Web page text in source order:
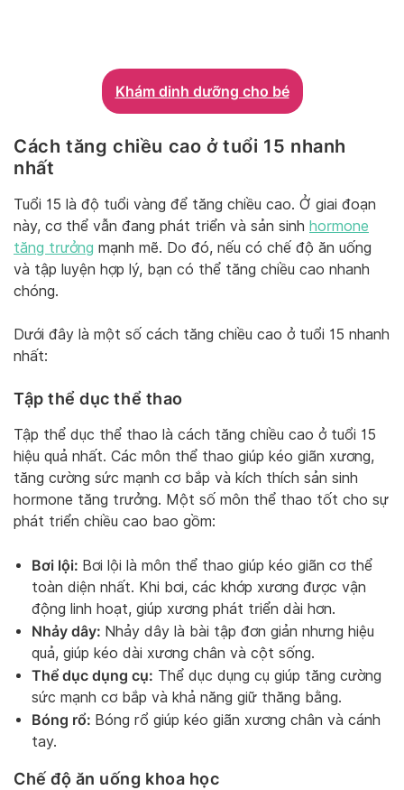
Khám dinh dưỡng cho bé
Cách tăng chiều cao ở tuổi 15 nhanh
nhất
Tuổi 15 là độ tuổi vàng để tăng chiều cao. Ở giai đoạn
này, cơ thể vẫn đang phát triển và sản sinh hormone
tăng trưởng mạnh mẽ. Do đó, nếu có chế độ ăn uống
và tập luyện hợp lý, bạn có thể tăng chiều cao nhanh
chóng.
Dưới đây là một số cách tăng chiều cao ở tuổi 15 nhanh
nhất:
Tập thể dục thể thao
Tập thể dục thể thao là cách tăng chiều cao ở tuổi 15
hiệu quả nhất. Các môn thể thao giúp kéo giãn xương,
tăng cường sức mạnh cơ bắp và kích thích sản sinh
hormone tăng trưởng. Một số môn thể thao tốt cho sự
phát triển chiều cao bao gồm:
Bơi lội: Bơi lội là môn thể thao giúp kéo giãn cơ thể
toàn diện nhất. Khi bơi, các khớp xương được vận
động linh hoạt, giúp xương phát triển dài hơn.
Nhảy dây: Nhảy dây là bài tập đơn giản nhưng hiệu
quả, giúp kéo dài xương chân và cột sống.
Thể dục dụng cụ: Thể dục dụng cụ giúp tăng cường
sức mạnh cơ bắp và khả năng giữ thăng bằng.
Bóng rổ: Bóng rổ giúp kéo giãn xương chân và cánh
tay.
Chế độ ăn uống khoa học